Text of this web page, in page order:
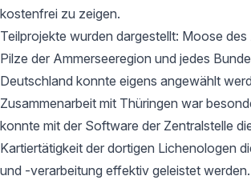
kostenfrei zu zeigen.
Teilprojekte wurden dargestellt: Moose
Pilze der Ammerseeregion und jedes
Deutschland konnte eigens angewählt
Zusammenarbeit mit Thüringen war
konnte mit der Software der Zentralstelle
Kartiertätigkeit der dortigen Lichenologen
und -verarbeitung effektiv geleistet